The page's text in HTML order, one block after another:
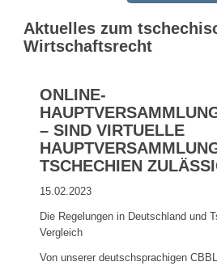
Aktuelles zum
Wirtschaftsrecht
ONLINE-
– SIND VIRTUELLE
TSCHECHIEN
15.02.2023
Die Regelungen in Deutschland und
Vergleich
Von unserer deutschsprachigen